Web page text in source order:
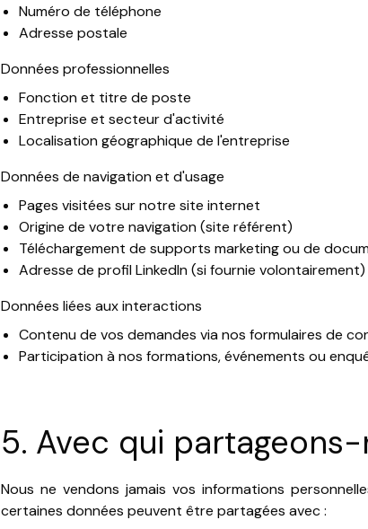
Numéro de téléphone
Adresse postale
Données professionnelles
Fonction et titre de poste
Entreprise et secteur d'activité
Localisation géographique de l'entreprise
Données de navigation et d'usage
Pages visitées sur notre site internet
Origine de votre navigation (site référent)
Téléchargement de supports marketing ou de
Adresse de profil LinkedIn (si fournie volontairement)
Données liées aux interactions
Contenu de vos demandes via nos formulaires de
Participation à nos formations, événements ou
5. Avec qui
Nous ne vendons jamais vos informations
certaines données peuvent être partagées avec :